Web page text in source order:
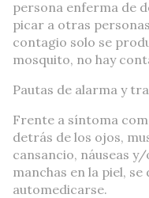
persona enferma de
picar a otras
contagio solo se
mosquito, no hay
Pautas de alarma y
Frente a síntoma
detrás de los ojos,
cansancio, náuseas
manchas en la piel,
automedicarse.